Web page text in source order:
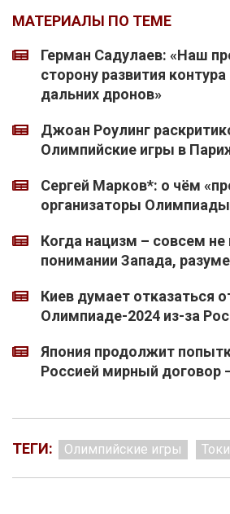
МАТЕРИАЛЫ ПО ТЕМЕ
Герман Садулаев: «Наш
сторону развития
дальних дронов»
Джоан Роулинг
Олимпийские игры в
Сергей Марков*: о чём
организаторы
Когда нацизм – совсем не
понимании Запада,
Киев думает отказаться
Олимпиаде-2024 из-за
Япония продолжит
Россией мирный договор
ТЕГИ: Олимпийские игры